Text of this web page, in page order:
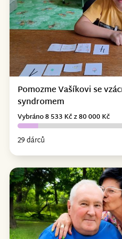
Pomozme Vašíkovi se
syndromem
29 dárců
Vybráno 8 533 Kč z 80 000 Kč